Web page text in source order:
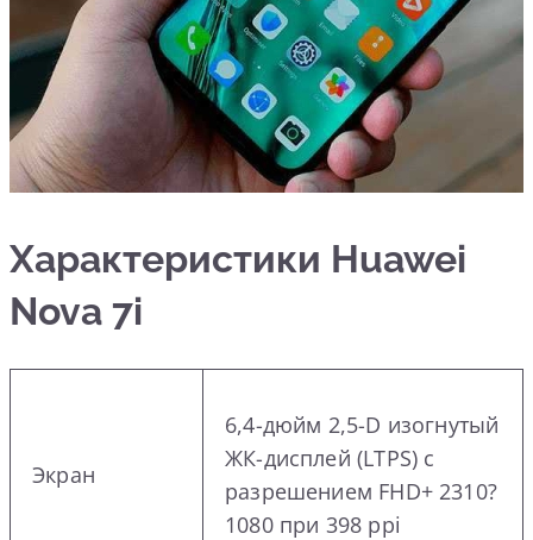
Характеристики Huawei
Nova 7i
Экран
6,4-дюйм 2,5-D изогнутый
ЖК-дисплей (LTPS) с
разрешением FHD+ 2310?
1080 при 398 ppi